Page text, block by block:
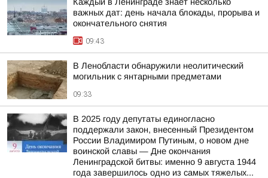
важных дат: день начала блокады, прорыва и
окончательного снятия
09:43
В Ленобласти обнаружили неолитический
могильник с янтарными предметами
09:33
В 2025 году депутаты единогласно
поддержали закон, внесенный Президентом
России Владимиром Путиным, о новом дне
воинской славы — Дне окончания
Ленинградской битвы: именно 9 августа 1944
года завершилось одно из самых тяжелых...